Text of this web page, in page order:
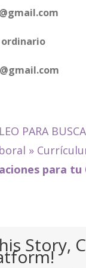
ordinario
PARA
»
para tu
Story,